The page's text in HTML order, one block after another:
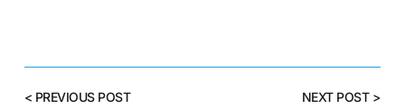
< PREVIOUS POST
NEXT POST >